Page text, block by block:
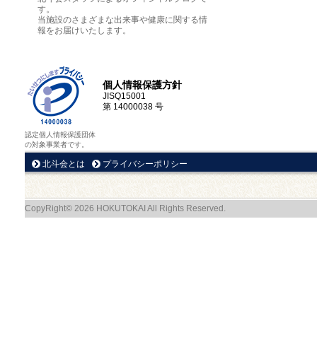
す。
当施設のさまざまな出来事や健康に関する情
報をお届けいたします。
認定個人情報保護団体
の対象事業者です。
個人情報保護方針
JISQ15001
第 14000038 号
北斗会とは プライバシーポリシー
CopyRight© 2026 HOKUTOKAI All Rights Reserved.